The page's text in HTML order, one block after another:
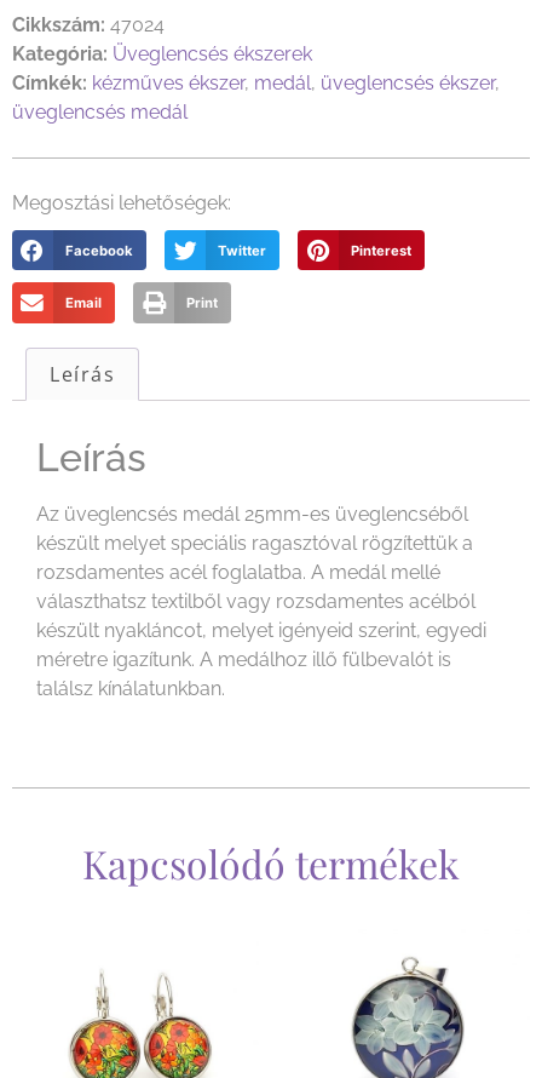
Cikkszám: 47024
Kategória: Üveglencsés ékszerek
Címkék: kézműves ékszer, medál, üveglencsés ékszer,
üveglencsés medál
Megosztási lehetőségek:
Facebook Twitter Pinterest
Email Print
Leírás
Leírás
Az üveglencsés medál 25mm-es üveglencséből
készült melyet speciális ragasztóval rögzítettük a
rozsdamentes acél foglalatba. A medál mellé
választhatsz textilből vagy rozsdamentes acélból
készült nyakláncot, melyet igényeid szerint, egyedi
méretre igazítunk. A medálhoz illő fülbevalót is
találsz kínálatunkban.
Kapcsolódó termékek